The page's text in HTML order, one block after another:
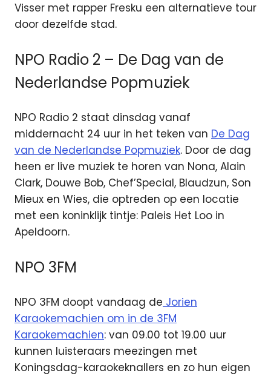
Visser met rapper Fresku een alternatieve tour
door dezelfde stad.
NPO Radio 2 – De Dag van de
Nederlandse Popmuziek
NPO Radio 2 staat dinsdag vanaf
middernacht 24 uur in het teken van De Dag
van de Nederlandse Popmuziek. Door de dag
heen er live muziek te horen van Nona, Alain
Clark, Douwe Bob, Chef’Special, Blaudzun, Son
Mieux en Wies, die optreden op een locatie
met een koninklijk tintje: Paleis Het Loo in
Apeldoorn.
NPO 3FM
NPO 3FM doopt vandaag de Jorien
Karaokemachien om in de 3FM
Karaokemachien: van 09.00 tot 19.00 uur
kunnen luisteraars meezingen met
Koningsdag-karaokeknallers en zo hun eigen